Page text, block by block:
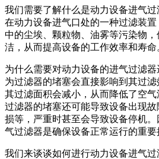
我们需要了解什么是动力设备进气
在动力设备进气口处的一种过滤装
中的尘埃、颗粒物、油雾等污染物
洁，从而提高设备的工作效率和寿命
为什么需要对动力设备的进气过滤
为过滤器的堵塞会直接影响到其过滤
其过滤面积会减小，从而降低了空气
过滤器的堵塞还可能导致设备出现
损等，严重时甚至会导致设备停机。
气过滤器是确保设备正常运行的重要
我们来谈谈如何进行动力设备进气